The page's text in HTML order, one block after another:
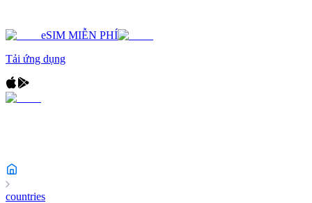
eSIM MIỄN PHÍ
Tải ứng dụng
countries